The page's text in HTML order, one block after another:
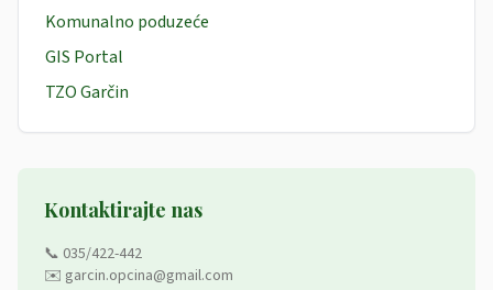
Komunalno poduzeće
GIS Portal
TZO Garčin
Kontaktirajte nas
📞 035/422-442
✉️ garcin.opcina@gmail.com